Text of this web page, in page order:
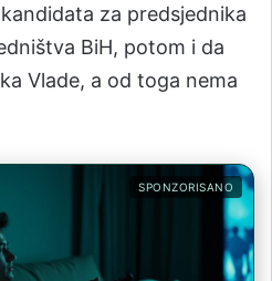
za predsjednika
BiH, potom i da
Vlade, a od toga nema
SPONZORISANO